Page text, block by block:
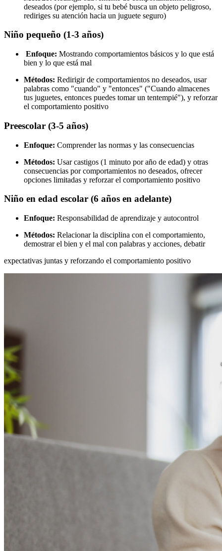
deseados (por ejemplo, si tu bebé busca un objeto peligroso,
rediriges su atención hacia un juguete seguro)
Niño pequeño (1-3 años)
Enfoque: Mostrando comportamientos básicos y lo que está
bien y lo que está mal
Métodos: Redirigir de comportamientos no deseados, usar
palabras como "cuando" y "entonces" ("Cuando almacenes
tus juguetes, entonces puedes tomar un tentempié"), y reforzar
el comportamiento positivo
Preescolar (3-5 años)
Enfoque: Comprender las normas y las consecuencias
Métodos: Usar castigos (1 minuto por año de edad) y otras
consecuencias por comportamientos no deseados, ofrecer
opciones limitadas y reforzar el comportamiento positivo
Niño en edad escolar (6 años en adelante)
Enfoque: Responsabilidad de aprendizaje y autocontrol
Métodos: Relacionar la disciplina con el comportamiento,
demostrar el bien y el mal con palabras y acciones, debatir
expectativas juntas y reforzando el comportamiento positivo